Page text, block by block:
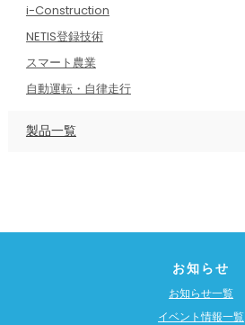
i-Construction
NETIS登録技術
スマート農業
自動運転・自律走行
製品一覧
お知らせ
お知らせ一覧
イベント情報一覧